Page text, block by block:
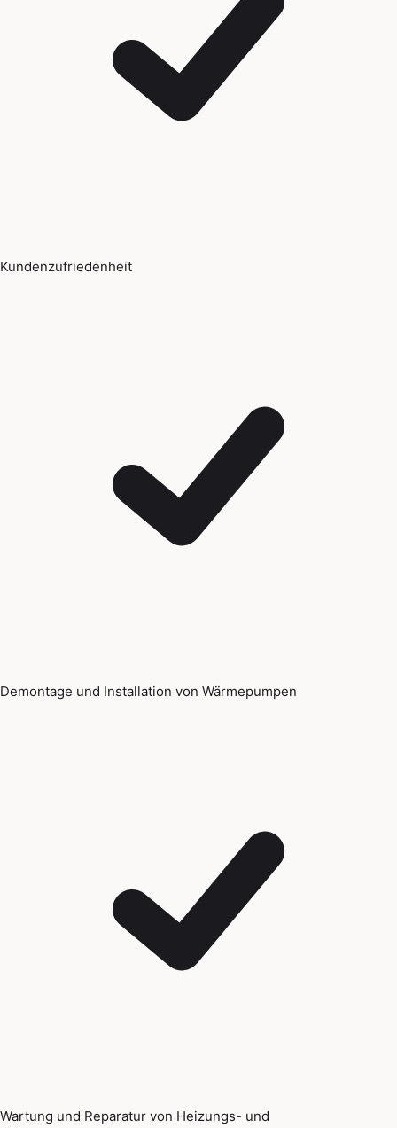
Kundenzufriedenheit
Demontage und Installation von Wärmepumpen
Wartung und Reparatur von Heizungs- und